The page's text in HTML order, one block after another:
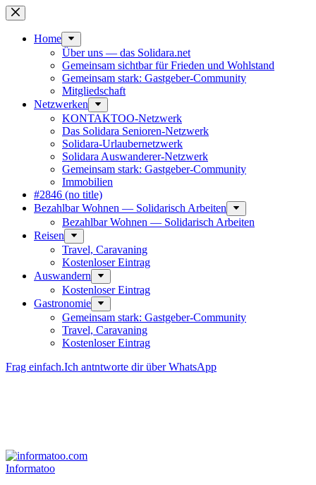
Skip
to
contentHome
Über uns — das Solidara.net
Gemeinsam sichtbar für Frieden und Wohlstand
Gemeinsam stark: Gastgeber-Community
Mitglied­schaft
Netzwerken
KONTAKTOO-Netzwerk
Das Solidara Senioren-Netzwerk
Solidara-Urlau­­ber­­netzwerk
Solidara Auswan­­derer-Netzwerk
Gemeinsam stark: Gastgeber-Community
Immobilien
#2846 (no title)
Bezahlbar Wohnen — Solida­risch Arbeiten
Bezahlbar Wohnen — Solida­risch Arbeiten
Reisen
Travel, Caravaning
Kosten­loser Eintrag
Auswandern
Kosten­loser Eintrag
Gastro­nomie
Gemeinsam stark: Gastgeber-Community
Travel, Caravaning
Kosten­loser Eintrag
Frag einfach.Ich antntworte dir über WhatsApp
Informatoo